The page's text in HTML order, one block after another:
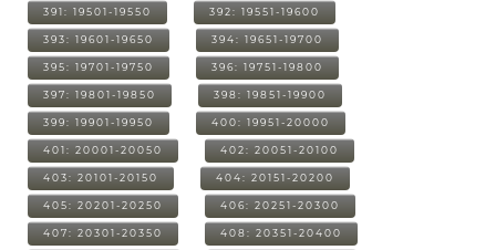
391: 19501-19550 392: 19551-19600
393: 19601-19650 394: 19651-19700
395: 19701-19750 396: 19751-19800
397: 19801-19850 398: 19851-19900
399: 19901-19950 400: 19951-20000
401: 20001-20050 402: 20051-20100
403: 20101-20150 404: 20151-20200
405: 20201-20250 406: 20251-20300
407: 20301-20350 408: 20351-20400